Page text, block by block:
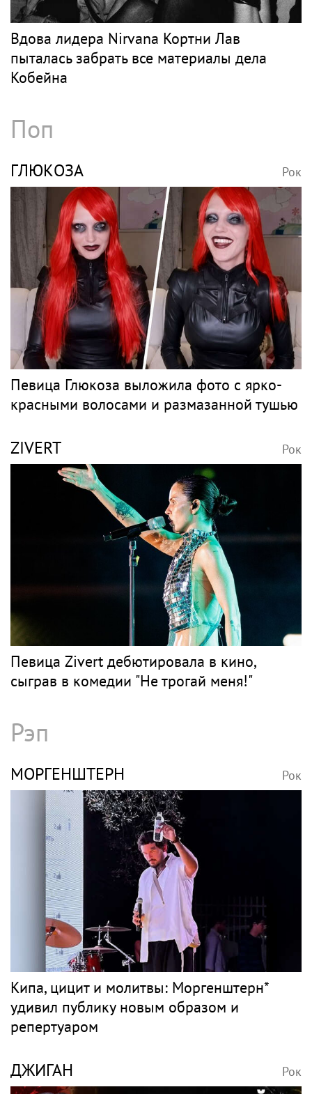
Вдова лидера Nirvana Кортни Лав
пыталась забрать все материалы дела
Кобейна
Поп
ГЛЮКОЗА Рок
Певица Глюкоза выложила фото с ярко-
красными волосами и размазанной тушью
ZIVERT Рок
Певица Zivert дебютировала в кино,
сыграв в комедии "Не трогай меня!"
Рэп
МОРГЕНШТЕРН Рок
Кипа, цицит и молитвы: Моргенштерн*
удивил публику новым образом и
репертуаром
ДЖИГАН Рок